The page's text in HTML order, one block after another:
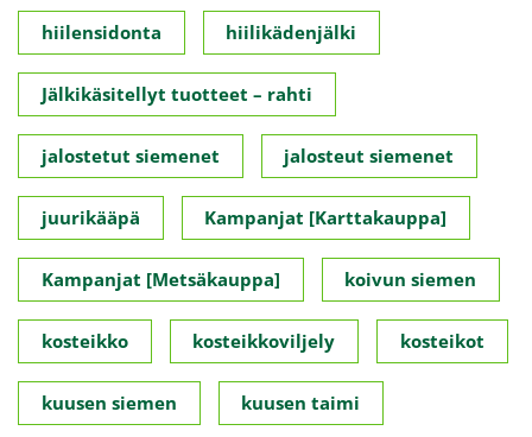
hiilensidonta hiilikädenjälki
Jälkikäsitellyt tuotteet – rahti
jalostetut siemenet jalosteut siemenet
juurikääpä Kampanjat [Karttakauppa]
Kampanjat [Metsäkauppa] koivun siemen
kosteikko kosteikkoviljely kosteikot
kuusen siemen kuusen taimi